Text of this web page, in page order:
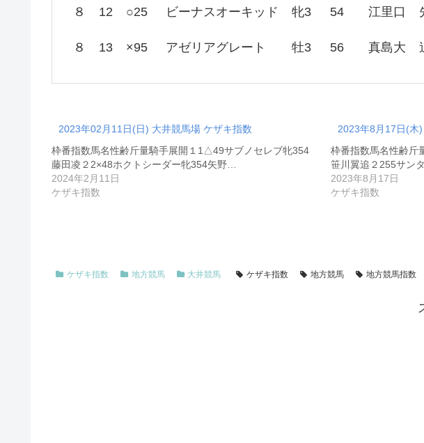
８ 12 ○25 ビーナスオーキッド 牝3 54 江里口
８ 13 ×95 アゼリアグレート 牡3 56 真島大
2023年02月11日(日) 大井競馬場 ケザキ指数
枠番指数馬名性齢斤量騎手展開１1△49サブノセレブ牝354
藤田凌２2×48ホクトシーダー牝354矢野…
2024年2月11日
ケザキ指数
2023年8月17日(木
枠番指数馬名性齢
笹川翼追２255サン
2023年8月17日
ケザキ指数
ケザキ指数 地方競馬 大井競馬 ケザキ指数 地方競馬 地方競馬指数